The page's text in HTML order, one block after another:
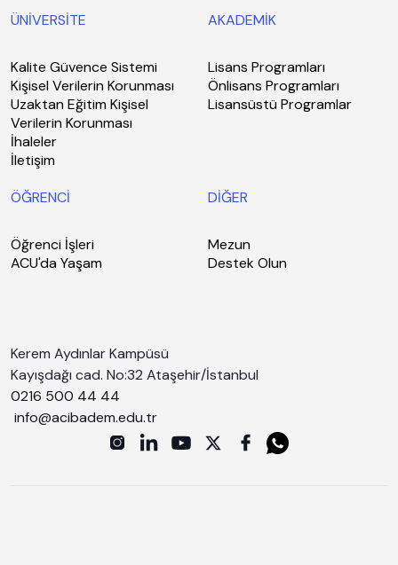
ÜNİVERSİTE
Kalite Güvence Sistemi
Kişisel Verilerin Korunması
Uzaktan Eğitim Kişisel
Verilerin Korunması
İhaleler
İletişim
AKADEMİK
Lisans Programları
Önlisans Programları
Lisansüstü Programlar
ÖĞRENCİ
Öğrenci İşleri
ACU'da Yaşam
DİĞER
Mezun
Destek Olun
Kerem Aydınlar Kampüsü
Kayışdağı cad. No:32 Ataşehir/İstanbul
0216 500 44 44
info@acibadem.edu.tr